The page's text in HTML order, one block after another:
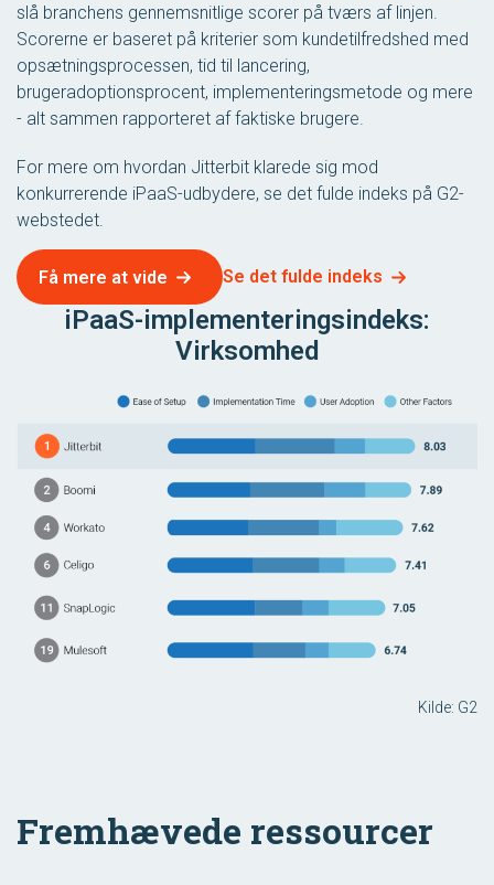
slå branchens gennemsnitlige scorer på tværs af linjen.
Scorerne er baseret på kriterier som kundetilfredshed med
opsætningsprocessen, tid til lancering,
brugeradoptionsprocent, implementeringsmetode og mere
- alt sammen rapporteret af faktiske brugere.
For mere om hvordan Jitterbit klarede sig mod
konkurrerende iPaaS-udbydere, se det fulde indeks på G2-
webstedet.
Få mere at vide Se det fulde indeks
iPaaS-implementeringsindeks:
Virksomhed
Kilde: G2
Fremhævede ressourcer